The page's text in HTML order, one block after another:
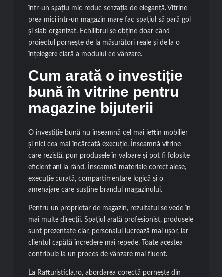
într-un spațiu mic reduc senzația de eleganță. Vitrine
prea mici într-un magazin mare fac spațiul să pară gol
și slab organizat. Echilibrul se obține doar când
proiectul pornește de la măsurători reale și de la o
înțelegere clară a modului de vânzare.
Cum arată o investiție
bună în vitrine pentru
magazine bijuterii
O investiție bună nu înseamnă cel mai ieftin mobilier
și nici cea mai încărcată execuție. Înseamnă vitrine
care rezistă, pun produsele în valoare și pot fi folosite
eficient ani la rând. Înseamnă materiale corect alese,
execuție curată, compartimentare logică și o
amenajare care susține brandul magazinului.
Pentru un proprietar de magazin, rezultatul se vede în
mai multe direcții. Spațiul arată profesionist, produsele
sunt prezentate clar, personalul lucrează mai ușor, iar
clientul capătă încredere mai repede. Toate acestea
contribuie la un proces de vânzare mai fluent.
La Rafturisticla.ro, abordarea corectă pornește din